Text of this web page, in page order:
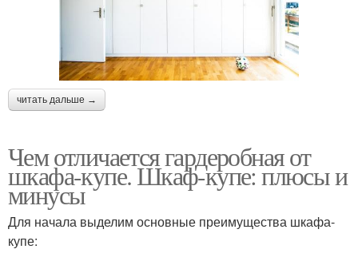
читать дальше →
Чем отличается гардеробная от
шкафа-купе. Шкаф-купе: плюсы и
минусы
Для начала выделим основные преимущества шкафа-
купе: